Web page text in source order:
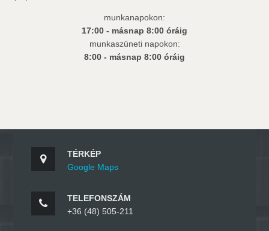
munkanapokon:
17:00 - másnap 8:00 óráig
munkaszüneti napokon:
8:00 - másnap 8:00 óráig
TÉRKÉP
Google Maps
TELEFONSZÁM
+36 (48) 505-211